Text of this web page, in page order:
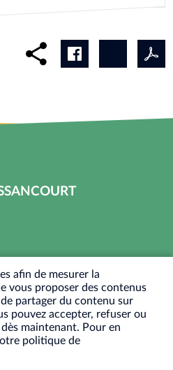
- Mardi - Mercredi -
17h30
afin de mesurer la
vous proposer des contenus
partager du contenu sur
pouvez accepter, refuser ou
maintenant. Pour en
politique de